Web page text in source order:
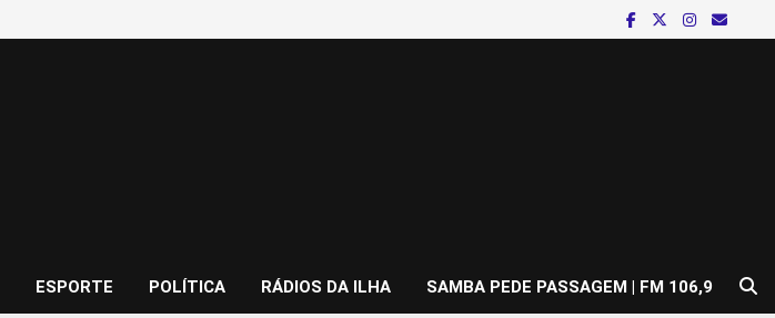
ESPORTE POLÍTICA RÁDIOS DA ILHA SAMBA PEDE PASSAGEM | FM 106,9